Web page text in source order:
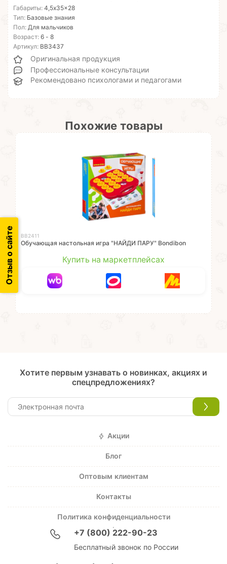
Габариты: 4,5x35x28
Тип: Базовые знания
Пол: Для мальчиков
Возраст: 6 - 8
Артикул: ВВ3437
Оригинальная продукция
Профессиональные консультации
Рекомендовано психологами и педагогами
Похожие товары
ВВ2411
Обучающая настольная игра "НАЙДИ ПАРУ" Bondibon
Купить на маркетплейсах
Отзыв о сайте
Хотите первым узнавать о новинках, акциях и
спецпредложениях?
Акции
Блог
Оптовым клиентам
Контакты
Политика конфиденциальности
+7 (800) 222-90-23
Бесплатный звонок по России